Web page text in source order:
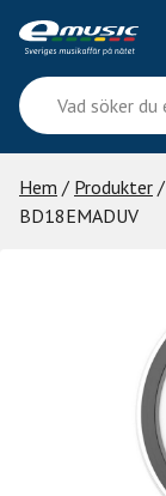
content
Vad
söker
du
efter?
Hem / Produkter /
BD18EMADUV